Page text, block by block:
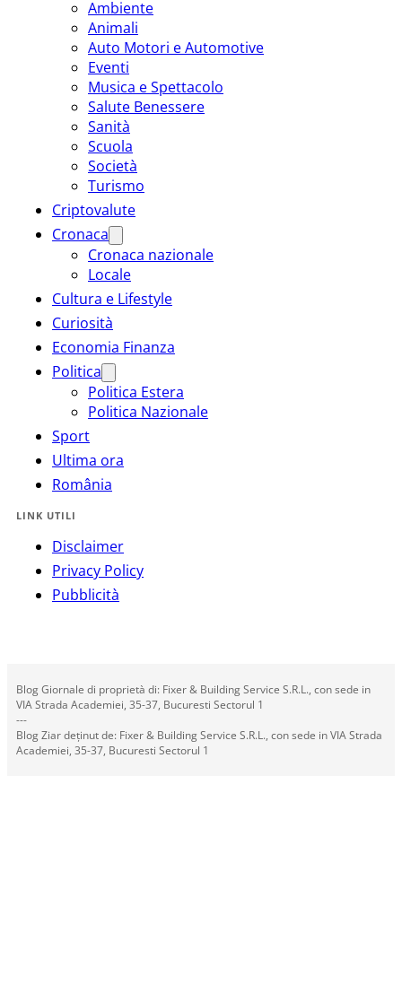
Ambiente
Animali
Auto Motori e Automotive
Eventi
Musica e Spettacolo
Salute Benessere
Sanità
Scuola
Società
Turismo
Criptovalute
Cronaca
Cronaca nazionale
Locale
Cultura e Lifestyle
Curiosità
Economia Finanza
Politica
Politica Estera
Politica Nazionale
Sport
Ultima ora
România
LINK UTILI
Disclaimer
Privacy Policy
Pubblicità
Blog Giornale di proprietà di: Fixer & Building Service S.R.L., con sede in
VIA Strada Academiei, 35-37, Bucuresti Sectorul 1
---
Blog Ziar deținut de: Fixer & Building Service S.R.L., con sede in VIA Strada
Academiei, 35-37, Bucuresti Sectorul 1